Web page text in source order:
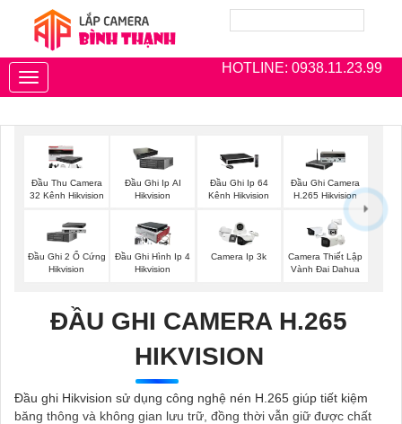
HOTLINE: 0938.11.23.99
Toggle
navigation
Đầu Thu Camera
32 Kênh Hikvision
Đầu Ghi Ip AI
Hikvision
Đầu Ghi Ip 64
Kênh Hikvision
Đầu Ghi Camera
H.265 Hikvision
Đầu Ghi 2 Ổ Cứng
Hikvision
Đầu Ghi Hình Ip 4
Hikvision
Camera Ip 3k
Camera Thiết Lập
Vành Đai Dahua
ĐẦU GHI CAMERA H.265
HIKVISION
Đầu ghi Hikvision sử dụng công nghệ nén H.265 giúp tiết kiệm
băng thông và không gian lưu trữ, đồng thời vẫn giữ được chất